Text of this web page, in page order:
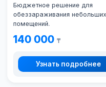
Бюджетное решение для
обеззараживания небольших
помещений.
140 000 ₸
Узнать подробнее